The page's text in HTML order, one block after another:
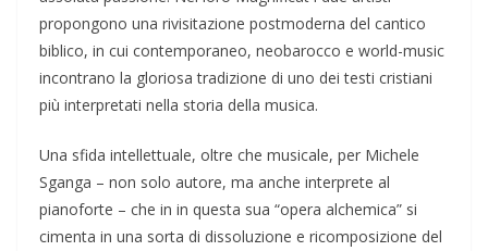
propongono una rivisitazione postmoderna del cantico
biblico, in cui contemporaneo, neobarocco e world-music
incontrano la gloriosa tradizione di uno dei testi cristiani
più interpretati nella storia della musica.
Una sfida intellettuale, oltre che musicale, per Michele
Sganga – non solo autore, ma anche interprete al
pianoforte – che in in questa sua “opera alchemica” si
cimenta in una sorta di dissoluzione e ricomposizione del